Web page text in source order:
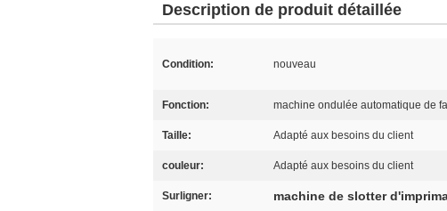
Description de produit détaillée
Condition: nouveau
Fonction: machine ondulée automatique de
Taille: Adapté aux besoins du client
couleur: Adapté aux besoins du client
Surligner: machine de slotter